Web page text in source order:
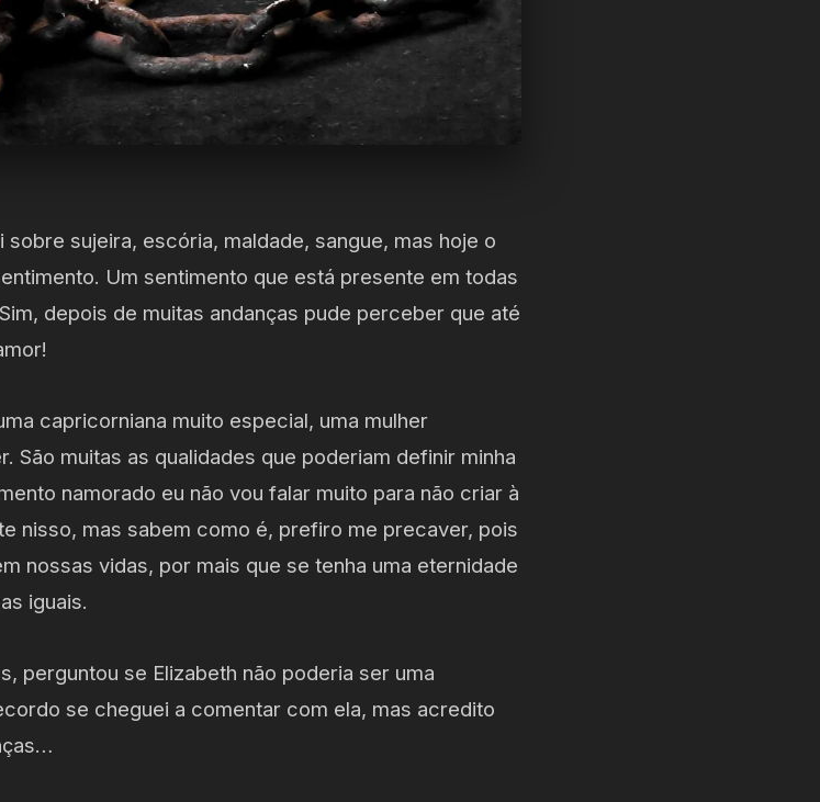
sujeira, escória, maldade, sangue, mas hoje o
Um sentimento que está presente em todas
depois de muitas andanças pude perceber que até
capricorniana muito especial, uma mulher
São muitas as qualidades que poderiam definir minha
namorado eu não vou falar muito para não criar à
nisso, mas sabem como é, prefiro me precaver, pois
nossas vidas, por mais que se tenha uma eternidade
iguais.
perguntou se Elizabeth não poderia ser uma
se cheguei a comentar com ela, mas acredito